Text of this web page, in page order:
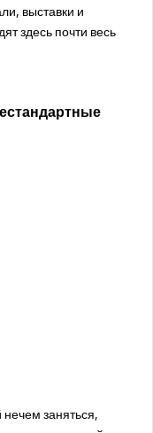
выставки и
здесь почти весь
заняться,